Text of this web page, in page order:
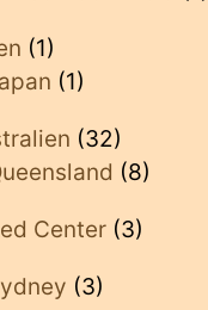
(1)
(1)
(32)
(8)
Center (3)
(3)